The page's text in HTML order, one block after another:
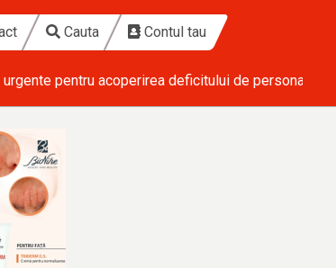
Cauta Contul tau
urgente pentru acoperirea deficitului de personal